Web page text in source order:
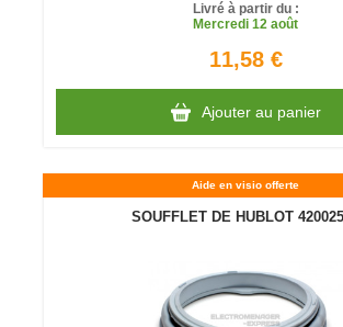
Livré à partir du :
Mercredi 12 août
11,58 €
Ajouter au panier
Aide en visio offerte
SOUFFLET DE HUBLOT